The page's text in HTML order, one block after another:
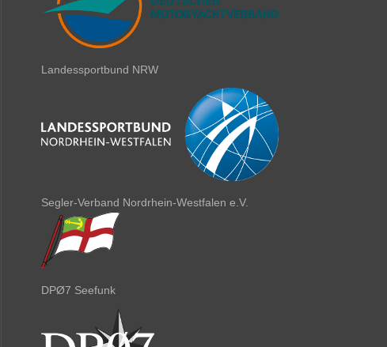
Landessportbund NRW
Segler-Verband Nordrhein-Westfalen e.V.
DPØ7 Seefunk